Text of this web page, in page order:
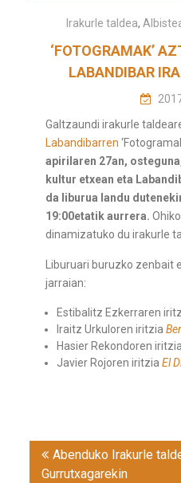
Irakurle taldea,
‘FOTOGRAMAK’
LABANDIBAR
Galtzaundi irakurle
Labandibarren
apirilaren 27an,
kultur etxean eta
da liburua landu
19:00etatik aurrera.
dinamizatuko du irakurle
Liburuari buruzko
jarraian:
Estibalitz Ezkerraren
Iraitz Urkuloren iritzia
Hasier Rekondoren
Javier Rojoren iritziaEl
Post
navigation
Abenduko Irakurle
Gurrutxagarekin